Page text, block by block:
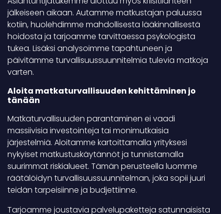
jälkeiseen aikaan. Autamme matkustajan paluussa
kotiin, huolehdimme mahdollisesta lääkinnällisestä
hoidosta ja tarjoamme tarvittaessa psykologista
tukea. Lisäksi analysoimme tapahtuneen ja
päivitämme turvallisuussuunnitelmia tulevia matkoja
varten.
Aloita matkaturvallisuuden kehittäminen jo
tänään
Matkaturvallisuuden parantaminen ei vaadi
massiivisia investointeja tai monimutkaisia
järjestelmiä. Aloitamme kartoittamalla yrityksesi
nykyiset matkustuskäytännöt ja tunnistamalla
suurimmat riskialueet. Tämän perusteella luomme
räätälöidyn turvallisuussuunnitelman, joka sopii juuri
teidän tarpeisiinne ja budjettiinne.
Tarjoamme joustavia palvelupaketteja satunnaisista